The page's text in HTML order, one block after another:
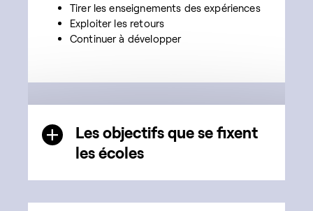
Tirer les enseignements des expériences
Exploiter les retours
Continuer à développer
Les objectifs que se fixent
les écoles